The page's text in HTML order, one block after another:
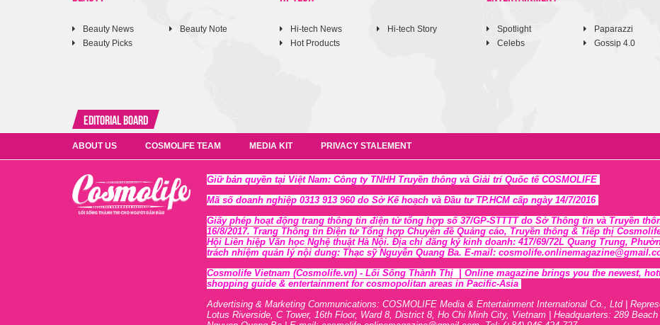
Beauty News
Beauty Picks
Beauty Note
Hi-tech News
Hot Products
Hi-tech Story
Spotlight
Celebs
Paparazzi
Gossip 4.0
Editorial Board
ABOUT US COSMOLIFE TEAM MEDIA KIT PRIVACY STALEMENT
Giữ bản quyền tại Việt Nam: Công ty TNHH Truyền thông và Giải trí Quốc tế COSMOLIFE
Mã số doanh nghiệp 0313 913 960 do Sở Kế hoạch và Đầu tư TP.HCM cấp ngày 14/7/2016
Giấy phép hoạt động trang thông tin điện tử tổng hợp số 37/GP-STTTT do Sở Thông tin và Truyền
16/8/2017. Trang Thông tin Điện tử Tổng hợp Chuyên đề Quảng cáo, Truyền thông & Tiếp thị
Hội Liên hiệp Văn học Nghệ thuật Hà Nội. Địa chỉ đăng ký kinh doanh: 417/69/72L Quang Trung,
trách nhiệm quản lý nội dung: Thạc sỹ Nguyễn Quang Ba. E-mail:
Cosmolife Vietnam (Cosmolife.vn) - Lối Sống Thành Thị | Online magazine brings you the newest,
shopping guide & entertainment for cosmopolitan areas in Pacific-Asia
Advertising & Marketing Communications: COSMOLIFE Media & Entertainment International Co., Ltd |
Lotus Riverside, C Tower, 16th Floor, Ward 8, District 8, Ho Chi Minh City, Vietnam | Headquarters: 289